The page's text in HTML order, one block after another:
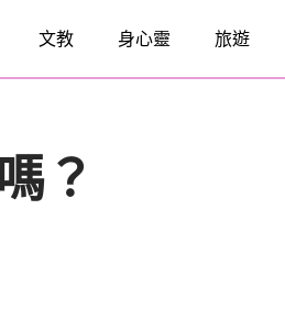
文教 身心靈 旅遊
？